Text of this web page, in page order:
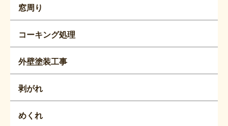
窓周り
コーキング処理
外壁塗装工事
剥がれ
めくれ